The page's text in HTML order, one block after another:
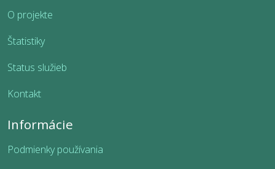
O projekte
Štatistiky
Status služieb
Kontakt
Informácie
Podmienky používania